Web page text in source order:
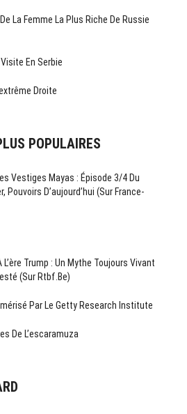
La Femme La Plus Riche De Russie
En Serbie
Droite
POPULAIRES
Vestiges Mayas : Épisode 3/4 Du
Pouvoirs D’aujourd’hui (sur France-
Trump : Un Mythe Toujours Vivant
(sur Rtbf.be)
Par Le Getty Research Institute
De L’escaramuza